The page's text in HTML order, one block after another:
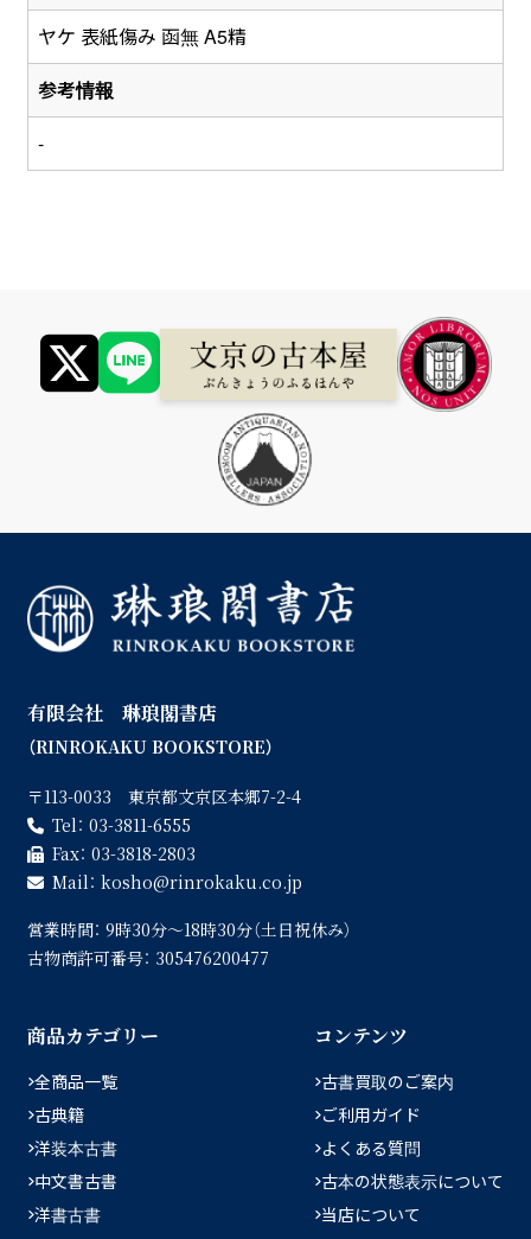
ヤケ 表紙傷み 函無 A5精
参考情報
-
有限会社 琳琅閣書店
（RINROKAKU BOOKSTORE）
〒113-0033 東京都文京区本郷7-2-4
Tel： 03-3811-6555
Fax： 03-3818-2803
Mail： kosho
rinrokaku.co.jp
営業時間： 9時30分〜18時30分（土日祝休み）
古物商許可番号： 305476200477
商品カテゴリー
全商品一覧
古典籍
洋装本古書
中文書古書
洋書古書
コンテンツ
古書買取のご案内
ご利用ガイド
よくある質問
古本の状態表示について
当店について